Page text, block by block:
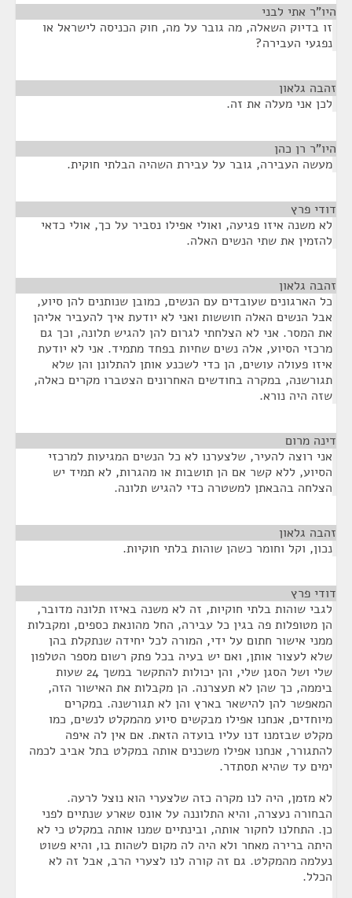
היו"ר אתי לבני
זו בדיוק השאלה, מה גובר על מה, חוק הכניסה לישראל או
נפגעי העבירה?
זהבה גלאון
לכן אני מעלה את זה.
היו"ר רן כהן
מעשה העבירה, גובר על עבירת השהיה הבלתי חוקית.
דודי פרץ
לא משנה איזו פגיעה, ואולי אפילו נסביר על כך, אולי כדאי
להזמין את שתי הנשים האלה.
זהבה גלאון
כל הארגונים שעובדים עם הנשים, כמובן שנותנים להן סיוע,
אבל הנשים האלה חוששות ואני לא יודעת איך להעביר אליהן
את המסר. אני לא הצלחתי לגרום להן להגיש תלונה, וכך גם
מרכזי הסיוע, אלה נשים שחיות בפחד מתמיד. אני לא יודעת
איזו פעולה עושים, הן כדי לשכנע אותן להתלונן והן שלא
תגורשנה, במקרה בחודשים האחרונים הצטברו מקרים כאלה,
שזה היה נורא.
דינה מרום
אני רוצה להעיר, שלצערנו לא כל הנשים המגיעות למרכזי
הסיוע, ללא קשר אם הן תושבות או מהגרות, לא תמיד יש
הצלחה בהבאתן למשטרה כדי להגיש תלונה.
זהבה גלאון
נכון, וקל וחומר כשהן שוהות בלתי חוקיות.
דודי פרץ
לגבי שוהות בלתי חוקיות, זה לא משנה באיזו תלונה מדובר,
הן מטופלות פה בגין כל עבירה, החל מהונאת כספים, ומקבלות
ממני אישור חתום על ידי, המורה לכל יחידה שנתקלת בהן
שלא לעצור אותן, ואם יש בעיה בכל פתק רשום מספר הטלפון
שלי ושל הסגן שלי, והן יכולות להתקשר במשך 24 שעות
ביממה, כך שהן לא תעצרנה. הן מקבלות את האישור הזה,
המאפשר להן להישאר בארץ והן לא תגורשנה. במקרים
מיוחדים, אנחנו אפילו מבקשים סיוע מהמקלט לנשים, כמו
מקלט שבזמנו דנו עליו בועדה הזאת. אם אין לה איפה
להתגורר, אנחנו אפילו משכנים אותה במקלט בתל אביב לכמה
ימים עד שהיא תסתדר.
לא מזמן, היה לנו מקרה כזה שלצערי הוא נוצל לרעה.
הבחורה נעצרה, והיא התלוננה על אונס שארע שנתיים לפני
כן. התחלנו לחקור אותה, ובינתיים שמנו אותה במקלט כי לא
היתה ברירה מאחר ולא היה לה מקום לשהות בו, והיא פשוט
נעלמה מהמקלט. גם זה קורה לנו לצערי הרב, אבל זה לא
הכלל.